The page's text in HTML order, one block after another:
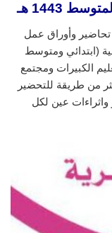
1443 هـ
وأوراق عمل
(ابتدائي ومتوسط
الكبيرات ومجتمع
من طريقة للتحضير
عين لكل